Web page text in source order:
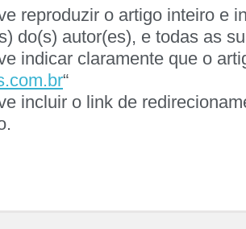
reproduzir o artigo inteiro e
do(s) autor(es), e todas as
indicar claramente que o
“
incluir o link de